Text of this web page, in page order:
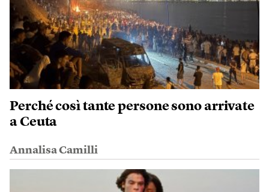
Perché così tante persone sono arrivate
a Ceuta
Annalisa Camilli